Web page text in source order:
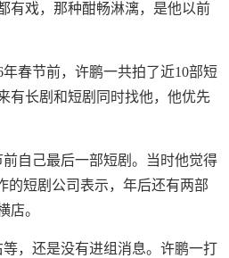
有戏，那种酣畅淋漓，是他以前
年春节前，许鹏一共拍了近10部短
有长剧和短剧同时找他，他优先
自己最后一部短剧。当时他觉得
的短剧公司表示，年后还有两部
店。
，还是没有进组消息。许鹏一打